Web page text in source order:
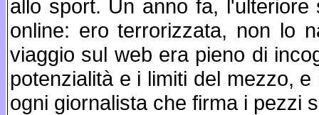
allo sport. Un anno fa,
online: ero terrorizzata, non lo
viaggio sul web era pieno di
potenzialità e i limiti del mezzo,
ogni giornalista che firma i pezzi